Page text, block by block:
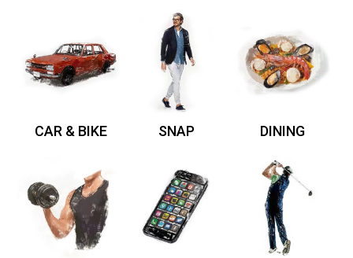
CAR & BIKE SNAP DINING